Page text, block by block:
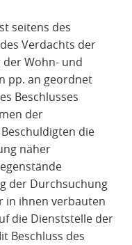
seitens des
Verdachts der
der Wohn- und
pp. an geordnet
Beschlusses
der
die
näher
der Durchsuchung
in ihnen verbauten
die Dienststelle der
Beschluss des